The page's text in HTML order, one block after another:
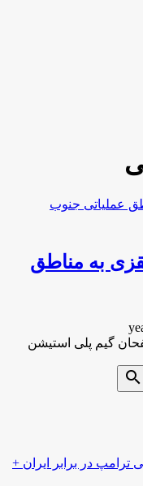
سقزی به مناطق
search
ترامپ در برابر ایران +